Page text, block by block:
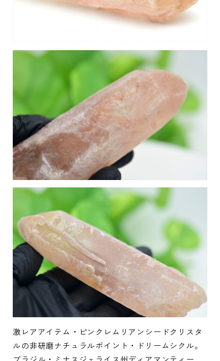
激レアアイテム・ピンクレムリアンシードクリスタ
ルの非研磨ナチュラルポイント・ドリームシクル。